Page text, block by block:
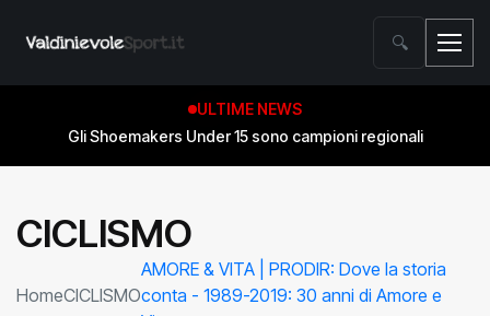
🔍
ULTIME NEWS
Salvezza conquistata! Gli Shoemakers compiono l’impresa
contro Wolf Basket Pistoia
CICLISMO
AMORE & VITA | PRODIR: Dove la storia